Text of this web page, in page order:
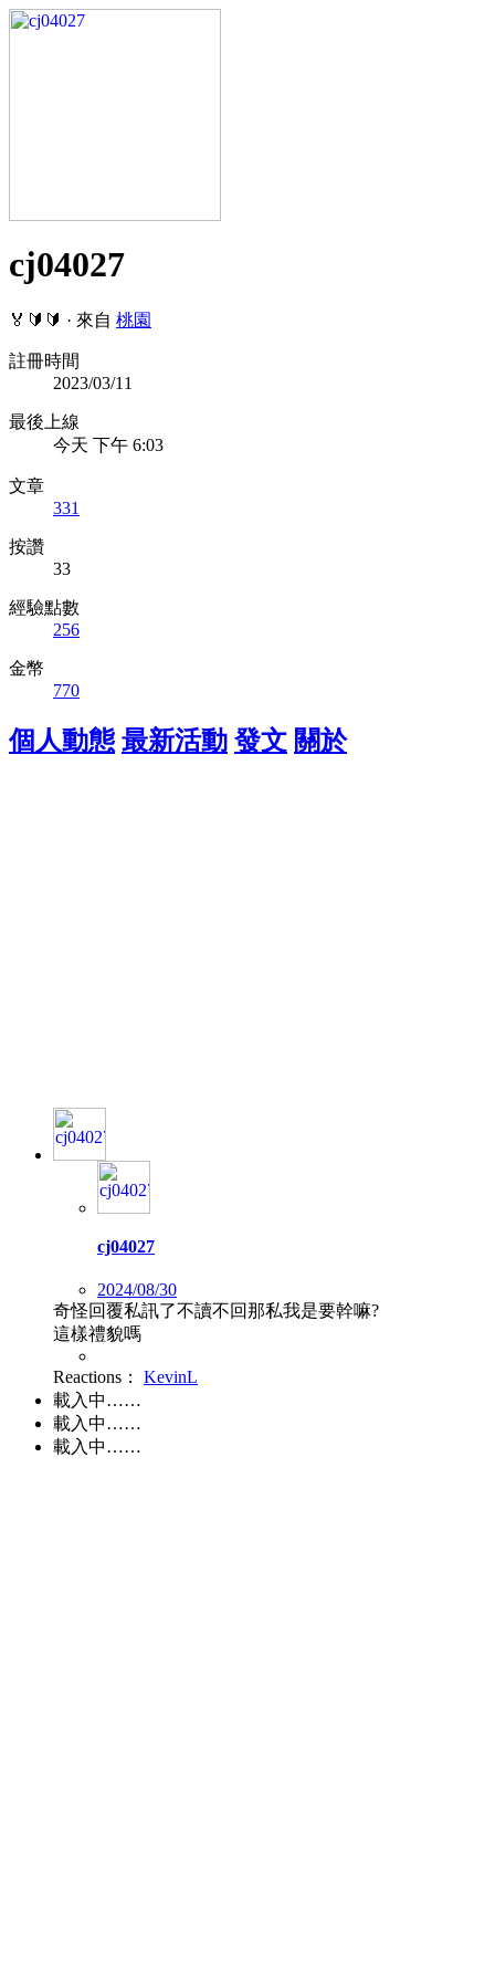
cj04027
🏅🔰🔰 · 來自 桃園
註冊時間
2023/03/11
最後上線
今天 下午 6:03
文章
331
按讚
33
經驗點數
256
金幣
770
個人動態 最新活動 發文 關於
cj04027
2024/08/30
奇怪回覆私訊了不讀不回那私我是要幹嘛?
這樣禮貌嗎
Reactions：
KevinL
載入中……
載入中……
載入中……